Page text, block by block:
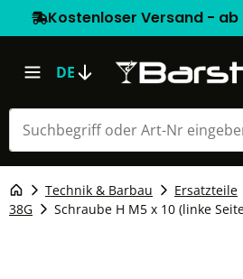
Kostenloser Versand -
DE
Technik & Barbau Ersatzteile
38G
Schraube H M5 x 10 (linke